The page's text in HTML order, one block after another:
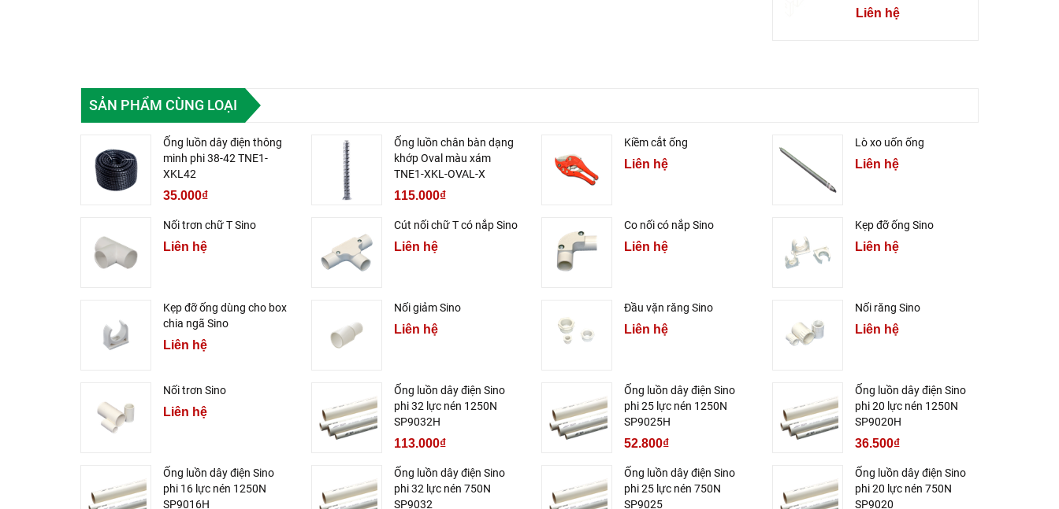
Liên hệ
SẢN PHẨM CÙNG LOẠI
Ống luồn dây điện thông
minh phi 38-42 TNE1-
XKL42
35.000₫
Ống luồn chân bàn dạng
khớp Oval màu xám
TNE1-XKL-OVAL-X
115.000₫
Kiềm cắt ống
Liên hệ
Lò xo uốn ống
Liên hệ
Nối trơn chữ T Sino
Liên hệ
Cút nối chữ T có nắp Sino
Liên hệ
Co nối có nắp Sino
Liên hệ
Kẹp đỡ ống Sino
Liên hệ
Kẹp đỡ ống dùng cho box
chia ngã Sino
Liên hệ
Nối giảm Sino
Liên hệ
Đầu vặn răng Sino
Liên hệ
Nối răng Sino
Liên hệ
Nối trơn Sino
Liên hệ
Ống luồn dây điện Sino
phi 32 lực nén 1250N
SP9032H
113.000₫
Ống luồn dây điện Sino
phi 25 lực nén 1250N
SP9025H
52.800₫
Ống luồn dây điện Sino
phi 20 lực nén 1250N
SP9020H
36.500₫
Ống luồn dây điện Sino
phi 16 lực nén 1250N
SP9016H
Ống luồn dây điện Sino
phi 32 lực nén 750N
SP9032
Ống luồn dây điện Sino
phi 25 lực nén 750N
SP9025
Ống luồn dây điện Sino
phi 20 lực nén 750N
SP9020